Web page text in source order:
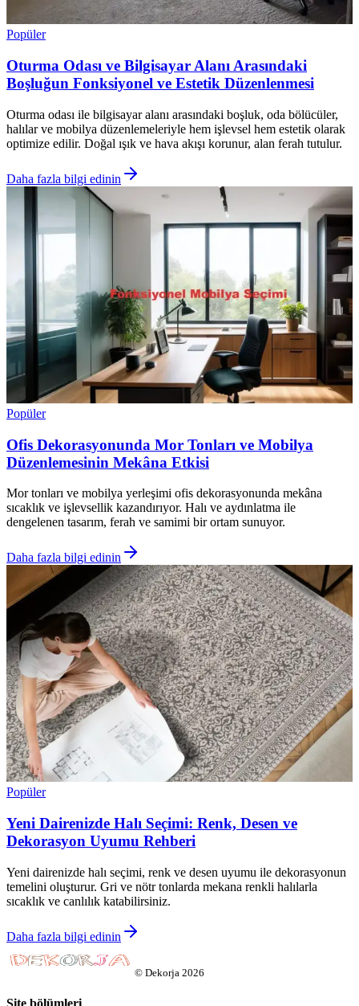
Popüler
Oturma Odası ve Bilgisayar Alanı Arasındaki
Boşluğun Fonksiyonel ve Estetik Düzenlenmesi
Oturma odası ile bilgisayar alanı arasındaki boşluk, oda bölücüler,
halılar ve mobilya düzenlemeleriyle hem işlevsel hem estetik olarak
optimize edilir. Doğal ışık ve hava akışı korunur, alan ferah tutulur.
Daha fazla bilgi edinin
Popüler
Ofis Dekorasyonunda Mor Tonları ve Mobilya
Düzenlemesinin Mekâna Etkisi
Mor tonları ve mobilya yerleşimi ofis dekorasyonunda mekâna
sıcaklık ve işlevsellik kazandırıyor. Halı ve aydınlatma ile
dengelenen tasarım, ferah ve samimi bir ortam sunuyor.
Daha fazla bilgi edinin
Popüler
Yeni Dairenizde Halı Seçimi: Renk, Desen ve
Dekorasyon Uyumu Rehberi
Yeni dairenizde halı seçimi, renk ve desen uyumu ile dekorasyonun
temelini oluşturur. Gri ve nötr tonlarda mekana renkli halılarla
sıcaklık ve canlılık katabilirsiniz.
Daha fazla bilgi edinin
© Dekorja 2026
Site bölümleri